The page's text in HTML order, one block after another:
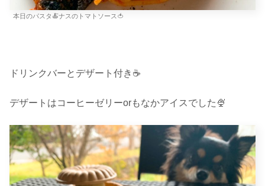
本日のパスタ🍝ナスのトマトソース🍅
ドリンクバーとデザート付き☕️
デザートはコーヒーゼリーorもなかアイスでした🍨